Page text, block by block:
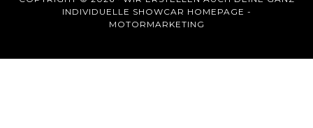
INDIVIDUELLE SHOWCAR HOMEPAGE -
MOTORMARKETING